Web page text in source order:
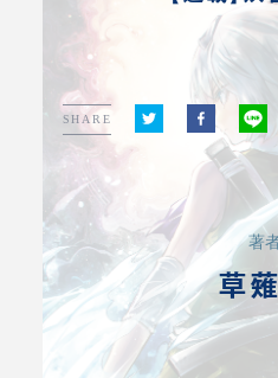
SHARE
著
草